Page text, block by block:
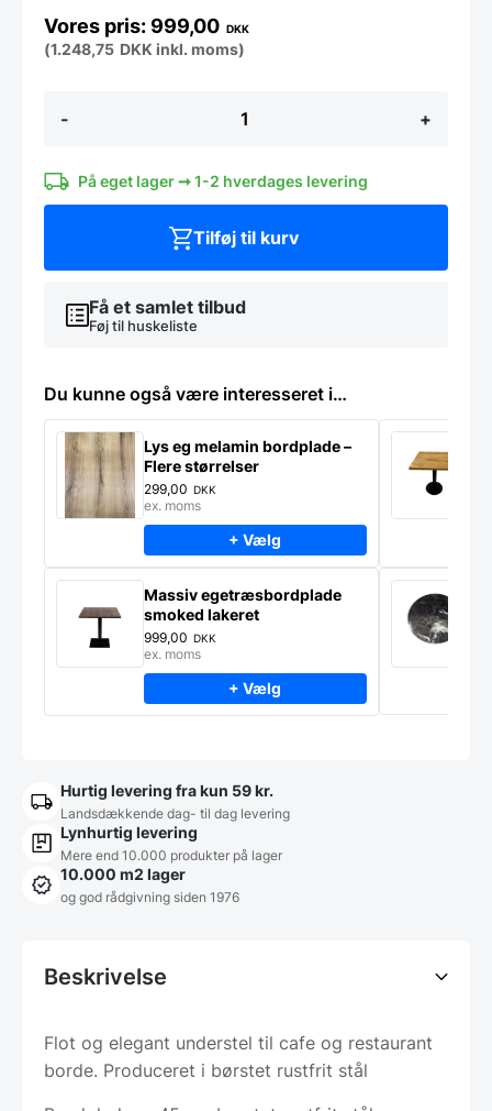
-
børstet
Boston
antal
+
999,00 DKK
(1.248,75 DKK inkl. moms)
På eget lager ➞ 1-2 hverdages levering
Få et samlet tilbud
Føj til huskeliste
Tilføj til kurv
Du kunne også være interesseret i…
Lys eg melamin bordplade –
Flere størrelser
299,00 DKK
ex. moms
+ Vælg
Massiv egetræsbordplade
smoked lakeret
999,00 DKK
ex. moms
+ Vælg
Hurtig levering fra kun 59 kr.
Landsdækkende dag- til dag levering
Lynhurtig levering
Mere end 10.000 produkter på lager
10.000 m2 lager
og god rådgivning siden 1976
Beskrivelse
Flot og elegant understel til cafe og restaurant
borde. Produceret i børstet rustfrit stål